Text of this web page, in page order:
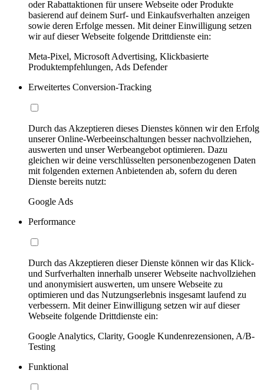
oder Rabattaktionen für unsere Webseite oder Produkte
basierend auf deinem Surf- und Einkaufsverhalten anzeigen
sowie deren Erfolge messen. Mit deiner Einwilligung setzen
wir auf dieser Webseite folgende Drittdienste ein:
Meta-Pixel, Microsoft Advertising, Klickbasierte
Produktempfehlungen, Ads Defender
Erweitertes Conversion-Tracking
Durch das Akzeptieren dieses Dienstes können wir den Erfolg
unserer Online-Werbeeinschaltungen besser nachvollziehen,
auswerten und unser Werbeangebot optimieren. Dazu
gleichen wir deine verschlüsselten personenbezogenen Daten
mit folgenden externen Anbietenden ab, sofern du deren
Dienste bereits nutzt:
Google Ads
Performance
Durch das Akzeptieren dieser Dienste können wir das Klick-
und Surfverhalten innerhalb unserer Webseite nachvollziehen
und anonymisiert auswerten, um unsere Webseite zu
optimieren und das Nutzungserlebnis insgesamt laufend zu
verbessern. Mit deiner Einwilligung setzen wir auf dieser
Webseite folgende Drittdienste ein:
Google Analytics, Clarity, Google Kundenrezensionen, A/B-
Testing
Funktional